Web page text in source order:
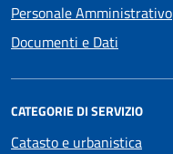
Personale Amministrativo
Documenti e Dati
CATEGORIE DI SERVIZIO
Catasto e urbanistica